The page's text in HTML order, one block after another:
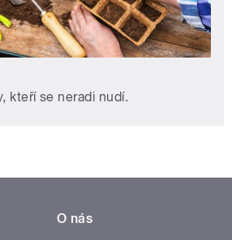
kteří se neradi nudí.
O nás